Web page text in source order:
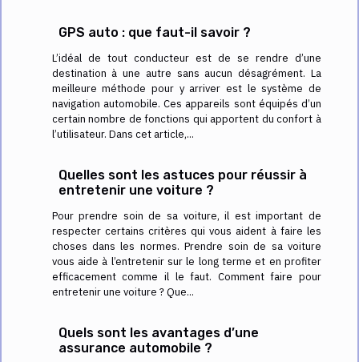
GPS auto : que faut-il savoir ?
L’idéal de tout conducteur est de se rendre d’une
destination à une autre sans aucun désagrément. La
meilleure méthode pour y arriver est le système de
navigation automobile. Ces appareils sont équipés d’un
certain nombre de fonctions qui apportent du confort à
l’utilisateur. Dans cet article,...
Quelles sont les astuces pour réussir à
entretenir une voiture ?
Pour prendre soin de sa voiture, il est important de
respecter certains critères qui vous aident à faire les
choses dans les normes. Prendre soin de sa voiture
vous aide à l’entretenir sur le long terme et en profiter
efficacement comme il le faut. Comment faire pour
entretenir une voiture ? Que...
Quels sont les avantages d’une
assurance automobile ?